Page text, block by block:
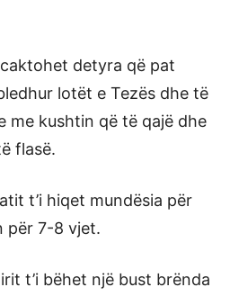
detyra që pat
lotët e Tezës dhe të
me kushtin që të qajë dhe
flasë.
t’i hiqet mundësia për
për 7-8 vjet.
t’i bëhet një bust brënda